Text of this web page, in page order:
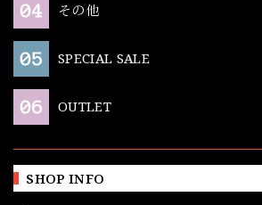
その他
SPECIAL SALE
OUTLET
SHOP INFO